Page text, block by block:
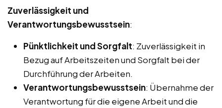
Zuverlässigkeit und
Verantwortungsbewusstsein:
Pünktlichkeit und Sorgfalt: Zuverlässigkeit in
Bezug auf Arbeitszeiten und Sorgfalt bei der
Durchführung der Arbeiten.
Verantwortungsbewusstsein: Übernahme der
Verantwortung für die eigene Arbeit und die